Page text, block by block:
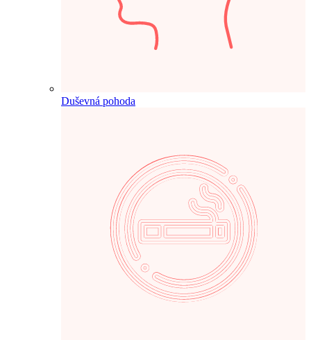
Duševná pohoda